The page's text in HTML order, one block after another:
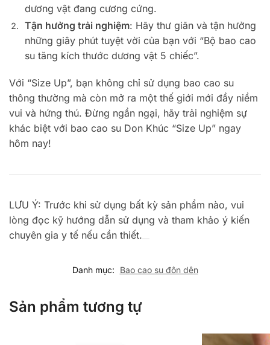
dương vật đang cương cứng.
Tận hưởng trải nghiệm: Hãy thư giãn và tận hưởng
những giây phút tuyệt vời của bạn với “Bộ bao cao
su tăng kích thước dương vật 5 chiếc”.
Với “Size Up”, bạn không chỉ sử dụng bao cao su
thông thường mà còn mở ra một thế giới mới đầy niềm
vui và hứng thú. Đừng ngần ngại, hãy trải nghiệm sự
khác biệt với bao cao su Don Khúc “Size Up” ngay
hôm nay!
LƯU Ý: Trước khi sử dụng bất kỳ sản phẩm nào, vui
lòng đọc kỹ hướng dẫn sử dụng và tham khảo ý kiến ​​
chuyên gia y tế nếu cần thiết.
Danh mục: Bao cao su đôn dên
Sản phẩm tương tự